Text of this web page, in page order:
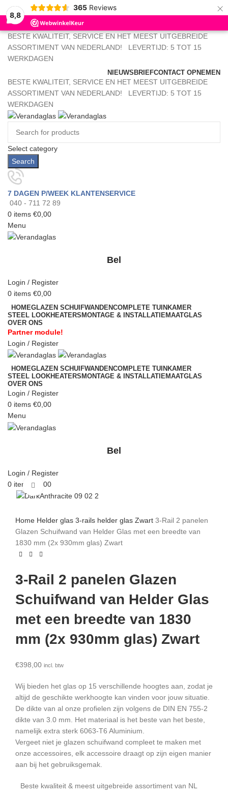
8,8
365 Reviews ×
BESTE KWALITEIT, SERVICE EN HET MEEST UITGEBREIDE
ASSORTIMENT VAN NEDERLAND!
LEVERTIJD: 5 TOT 15
WERKDAGEN
NIEUWSBRIEFCONTACT OPNEMEN
BESTE KWALITEIT, SERVICE EN HET MEEST UITGEBREIDE
ASSORTIMENT VAN NEDERLAND!
LEVERTIJD: 5 TOT 15
WERKDAGEN
Select category
Search
7 DAGEN P/WEEK KLANTENSERVICE
040 - 711 72 89
0 items €0,00
Menu
Bel
Login / Register
0 items €0,00
HOMEGLAZEN SCHUIFWANDENCOMPLETE TUINKAMER
STEEL LOOKHEATERSMONTAGE & INSTALLATIEMAATGLAS
OVER ONS
Partner module!
Login / Register
HOMEGLAZEN SCHUIFWANDENCOMPLETE TUINKAMER
STEEL LOOKHEATERS MONTAGE & INSTALLATIEMAATGLAS
OVER ONS
Login / Register
0 items €0,00
Menu
Bel
Login / Register
0 items € 0,00
Click to enlarge
Home Helder glas 3-rails helder glas Zwart 3-Rail 2 panelen
Glazen Schuifwand van Helder Glas met een breedte van
1830 mm (2x 930mm glas) Zwart
3-Rail 2 panelen Glazen
Schuifwand van Helder Glas
met een breedte van 1830
mm (2x 930mm glas) Zwart
€398,00 incl. btw
Wij bieden het glas op 15 verschillende hoogtes aan, zodat je
altijd de geschikte werkhoogte kan vinden voor jouw situatie.
De dikte van al onze profielen zijn volgens de DIN EN 755-2
dikte van 3.0 mm. Het materiaal is het beste van het beste,
namelijk extra sterk 6063-T6 Aluminium.
Vergeet niet je glazen schuifwand compleet te maken met
onze accessoires, elk accessoire draagt op zijn eigen manier
aan bij het gebruiksgemak.
Beste kwaliteit & meest uitgebreide assortiment van NL